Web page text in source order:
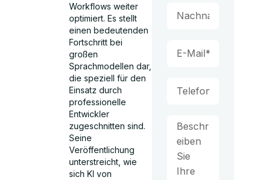
Workflows weiter
optimiert. Es stellt
einen bedeutenden
Fortschritt bei
großen
Sprachmodellen dar,
die speziell für den
Einsatz durch
professionelle
Entwickler
zugeschnitten sind.
Seine
Veröffentlichung
unterstreicht, wie
sich KI von